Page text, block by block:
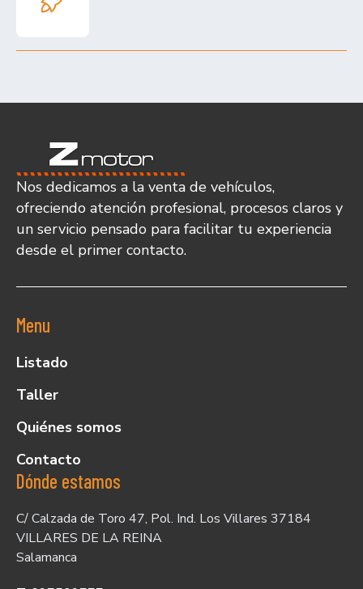
Nos dedicamos a la venta de vehículos,
ofreciendo atención profesional, procesos claros y
un servicio pensado para facilitar tu experiencia
desde el primer contacto.
Menu
Listado
Taller
Quiénes somos
Contacto
Dónde estamos
C/ Calzada de Toro 47, Pol. Ind. Los Villares 37184
VILLARES DE LA REINA
Salamanca